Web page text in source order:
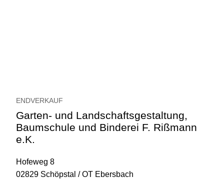
ENDVERKAUF
Garten- und Landschaftsgestaltung,
Baumschule und Binderei F. Rißmann
e.K.
Hofeweg 8
02829 Schöpstal / OT Ebersbach